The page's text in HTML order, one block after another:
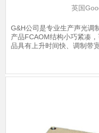
英国
G&H公司是专业生产声光调
产品FCAOM结构小巧紧凑
品具有上升时间快、调制带